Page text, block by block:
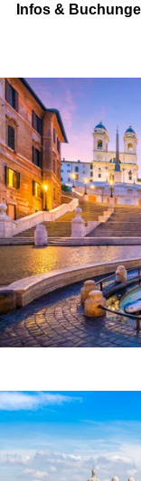
Infos &